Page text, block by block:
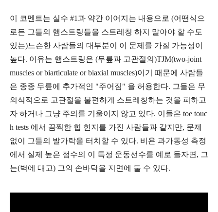
이 코멘트는 실수 #1과 약간 이어지는 내용으로 (어떤식으
로든 그들의 햄스트링들을 스트레칭 하지 말아야 할 수도
있는)느슨한 사람들의 대부분이 이 문제를 가질 가능성이
높다. 이유는 햄스트링은 (무릎과 고관절의)TJM(two-joint
muscles orbiarticulate or biaxial muscles)이기 때문에 사람들
은 종종 무릎에 추가적인 "주어짐" 을 허용한다. 그들은 무
의식적으로 고관절을 불편하게 스트레칭하는 것을 피하고
자 하거나 그냥 주의를 기울이지 않고 있다. 이들은 toe touc
h tests 에서 끔찍한 힙 힌지를 가진 사람들과 같지만, 문제
없이 그들의 발가락을 터치할 수 있다. 비욘 과가동성 측정
에서 실제 높은 점수의 이 특정 운동선수를 예로 들자면, 그
는(벽에 대고) 그의 손바닥을 지면에 둘 수 있다.